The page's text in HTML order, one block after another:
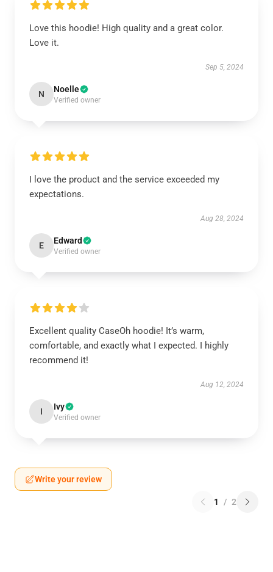
Love this hoodie! High quality and a great color.
Love it.
Sep 5, 2024
N Noelle
Verified owner
I love the product and the service exceeded my
expectations.
Aug 28, 2024
E Edward
Verified owner
Excellent quality CaseOh hoodie! It’s warm,
comfortable, and exactly what I expected. I highly
recommend it!
Aug 12, 2024
I Ivy
Verified owner
Write your review
1 / 2